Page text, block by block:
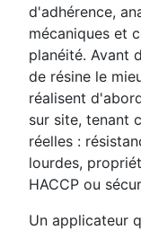
d'adhérence,
mécaniques et
planéité. Avant
de résine le
réalisent
sur site, tenant
réelles :
lourdes,
HACCP ou
Un applicateur